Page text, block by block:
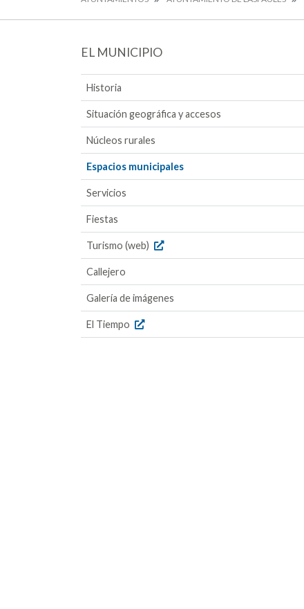
EL MUNICIPIO
Historia
Situación geográfica y accesos
Núcleos rurales
Espacios municipales
Servicios
Fiestas
Turismo (web)
Callejero
Galería de imágenes
El Tiempo